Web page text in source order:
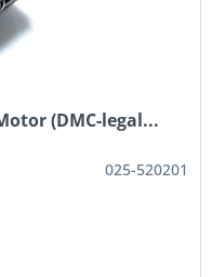
(DMC-legal...
025-520201